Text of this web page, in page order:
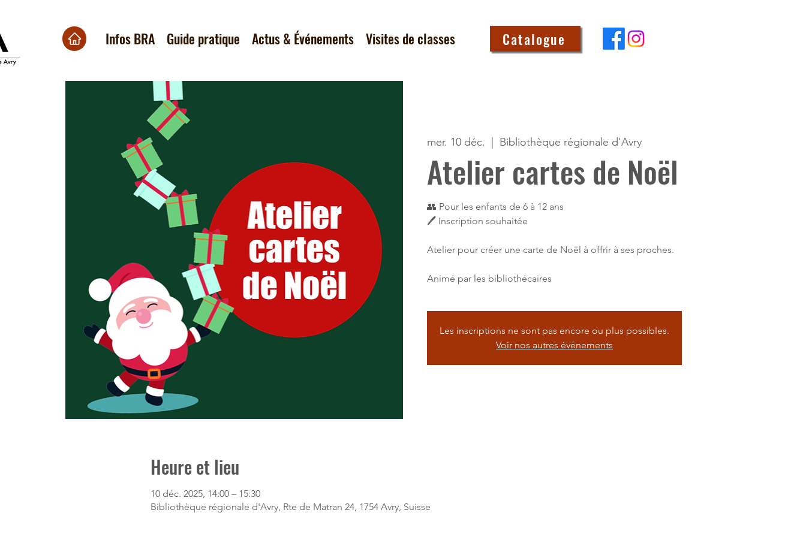
Infos BRA Guide pratique Actus & Événements Visites de classes Catalogue
mer. 10 déc. Bibliothèque régionale d'Avry
Atelier cartes de Noël
👥 Pour les enfants de 6 à 12 ans
🖊 Inscription souhaitée
Atelier pour créer une carte de Noël à offrir à ses proches.
Animé par les bibliothécaires
Les inscriptions ne sont pas encore ou plus possibles.
Voir nos autres événements
Heure et lieu
10 déc. 2025, 14:00 – 15:30
Bibliothèque régionale d'Avry, Rte de Matran 24, 1754 Avry, Suisse